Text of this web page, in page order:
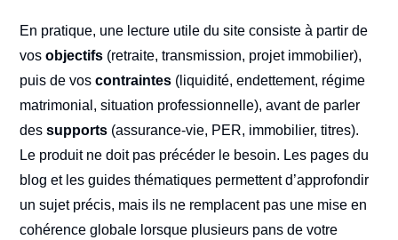
En pratique, une lecture utile du site consiste à partir de
vosobjectifs (retraite, transmission, projet immobilier),
puis de voscontraintes (liquidité, endettement, régime
matrimonial, situation professionnelle), avant de parler
dessupports (assurance-vie, PER, immobilier, titres).
Le produit ne doit pas précéder le besoin. Les pages du
blog et les guides thématiques permettent d’approfondir
un sujet précis, mais ils ne remplacent pas une mise en
cohérence globale lorsque plusieurs pans de votre